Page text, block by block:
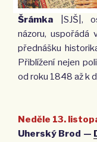
Šrámka |SJŠ|,
názoru, uspořádá
přednášku
Přiblížení nejen
od roku 1848 až k
Neděle 13.
Uherský Brod —